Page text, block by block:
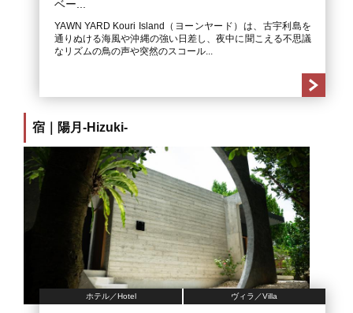
ベー...
YAWN YARD Kouri Island（ヨーンヤード）は、古宇利島を
通りぬける海風や沖縄の強い日差し、夜中に聞こえる不思議
なリズムの鳥の声や突然のスコール...
宿｜陽月-Hizuki-
ホテル／Hotel ヴィラ／Villa